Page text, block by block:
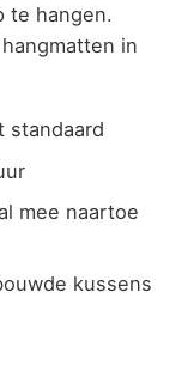
te hangen.
in
standaard
mee naartoe
kussens